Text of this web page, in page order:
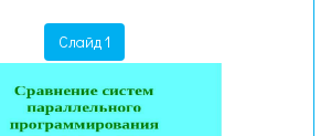
Слайд 1